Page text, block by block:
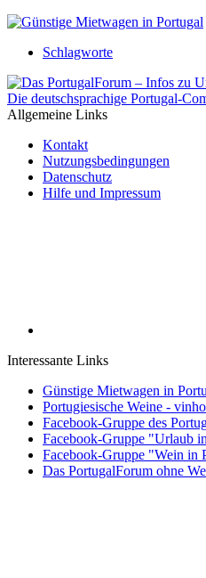
Schlagworte
Die deutschsprachige Portugal-
Allgemeine Links
Kontakt
Nutzungsbedingungen
Datenschutz
Hilfe und Impressum
Interessante Links
Günstige Mietwagen in
Portugiesische Weine -
Facebook-Gruppe des
Facebook-Gruppe "Urlaub
Facebook-Gruppe "Wein in
Das PortugalForum ohne